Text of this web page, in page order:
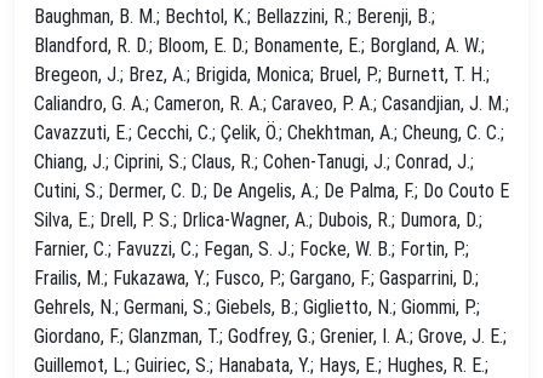
Baughman, B. M.; Bechtol, K.; Bellazzini, R.; Berenji, B.;
Blandford, R. D.; Bloom, E. D.; Bonamente, E.; Borgland, A. W.;
Bregeon, J.; Brez, A.; Brigida, Monica; Bruel, P.; Burnett, T. H.;
Caliandro, G. A.; Cameron, R. A.; Caraveo, P. A.; Casandjian, J. M.;
Cavazzuti, E.; Cecchi, C.; Çelik, Ö.; Chekhtman, A.; Cheung, C. C.;
Chiang, J.; Ciprini, S.; Claus, R.; Cohen-Tanugi, J.; Conrad, J.;
Cutini, S.; Dermer, C. D.; De Angelis, A.; De Palma, F.; Do Couto E
Silva, E.; Drell, P. S.; Drlica-Wagner, A.; Dubois, R.; Dumora, D.;
Farnier, C.; Favuzzi, C.; Fegan, S. J.; Focke, W. B.; Fortin, P.;
Frailis, M.; Fukazawa, Y.; Fusco, P.; Gargano, F.; Gasparrini, D.;
Gehrels, N.; Germani, S.; Giebels, B.; Giglietto, N.; Giommi, P.;
Giordano, F.; Glanzman, T.; Godfrey, G.; Grenier, I. A.; Grove, J. E.;
Guillemot, L.; Guiriec, S.; Hanabata, Y.; Hays, E.; Hughes, R. E.;